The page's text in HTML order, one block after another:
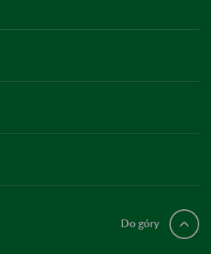
Do góry